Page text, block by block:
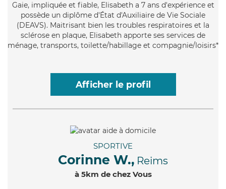
Gaie, impliquée et fiable, Elisabeth a 7 ans d'expérience et
possède un diplôme d'État d'Auxiliaire de Vie Sociale
(DEAVS). Maitrisant bien les troubles respiratoires et la
sclérose en plaque, Elisabeth apporte ses services de
ménage, transports, toilette/habillage et compagnie/loisirs*
Afficher le profil
SPORTIVE
Corinne W., Reims
à 5km de chez Vous